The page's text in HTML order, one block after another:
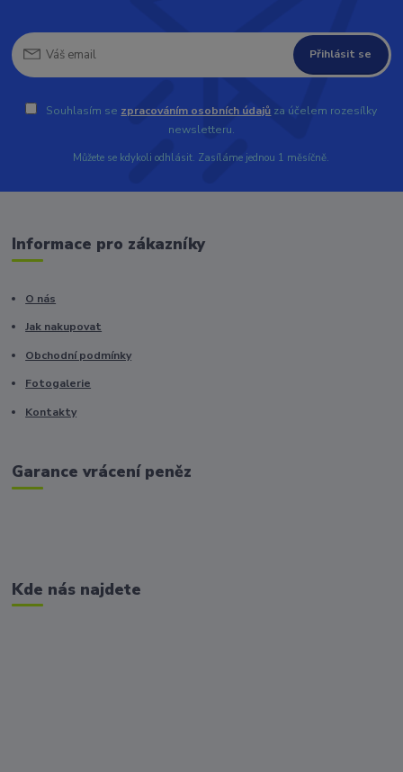
Přihlásit se
Souhlasím se zpracováním osobních údajů za účelem rozesílky
newsletteru.
Můžete se kdykoli odhlásit. Zasíláme jednou 1 měsíčně.
Informace pro zákazníky
O nás
Jak nakupovat
Obchodní podmínky
Fotogalerie
Kontakty
Garance vrácení peněz
Kde nás najdete